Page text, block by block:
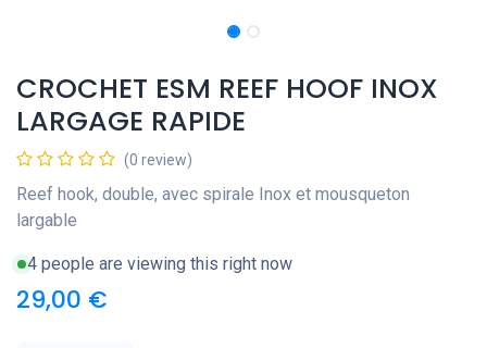
CROCHET ESM REEF HOOF INOX
LARGAGE RAPIDE
(0 review)
Reef hook, double, avec spirale Inox et mousqueton
largable
4 people are viewing this right now
29,00 €